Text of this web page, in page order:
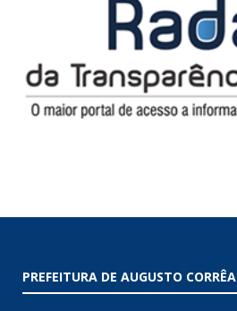
PREFEITURA DE AUGUSTO CORRÊA